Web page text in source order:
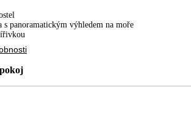
s panoramatickým výhledem na moře